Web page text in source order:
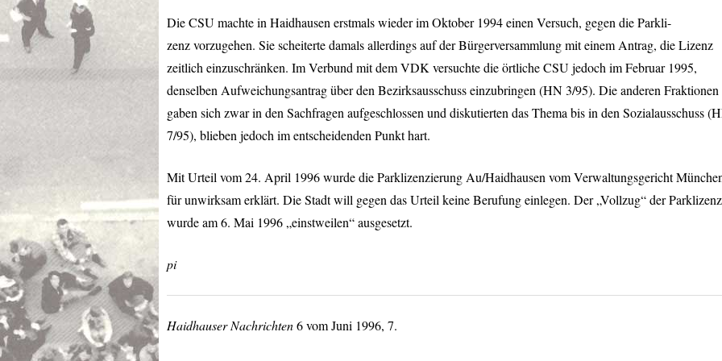
DieCSUmachte in Haidhausen erstmals wieder im Oktober 1994 einen Versuch, gegen die Parkli-
zenz vorzugehen. Sie scheiterte damals allerdings auf der Bürgerversammlung mit einem Antrag, die Lizenz
zeitlich einzuschränken. Im Verbund mit demVDK versuchte die örtlicheCSUjedoch im Februar 1995,
denselben Aufweichungsantrag über den Bezirksausschuss einzubringen (HN 3/95). Die anderen Fraktionen
gaben sich zwar in den Sachfragen aufgeschlossen und diskutierten das Thema bis in den Sozialausschuss
7/95), blieben jedoch im entscheidenden Punkt hart.
Mit Urteil vom 24. April 1996 wurde die Parklizenzierung Au/Haidhausen vom Verwaltungsgericht
für unwirksam erklärt. Die Stadt will gegen das Urteil keine Berufung einlegen. Der „Vollzug“ der Parklizenz
wurde am 6. Mai 1996 „einstweilen“ ausgesetzt.
pi
Haidhauser Nachrichten6 vom Juni 1996, 7.